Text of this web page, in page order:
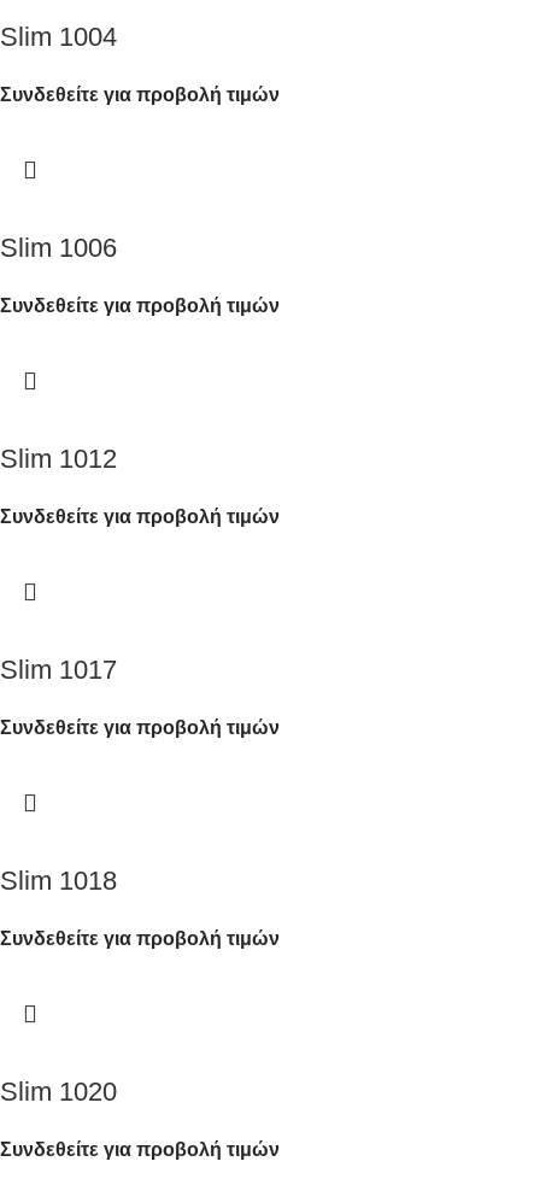
Slim 1004
Συνδεθείτε για προβολή τιμών
Slim 1006
Συνδεθείτε για προβολή τιμών
Slim 1012
Συνδεθείτε για προβολή τιμών
Slim 1017
Συνδεθείτε για προβολή τιμών
Slim 1018
Συνδεθείτε για προβολή τιμών
Slim 1020
Συνδεθείτε για προβολή τιμών